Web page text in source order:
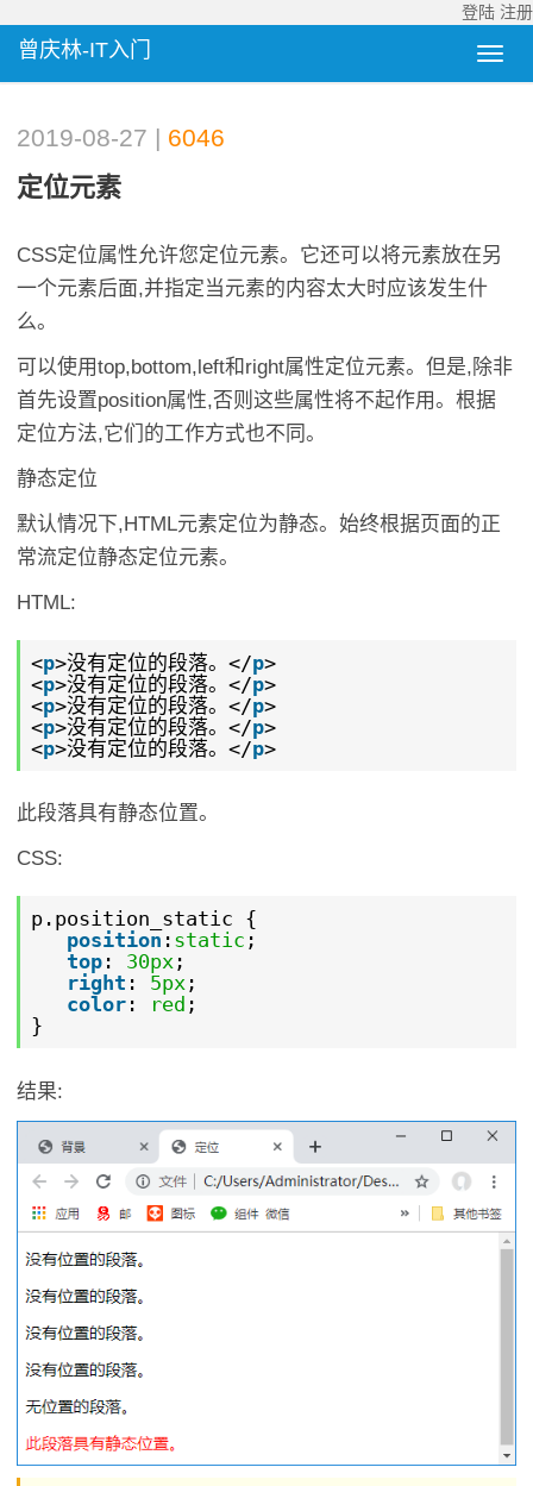
登陆 注册
曾庆林-IT入门
2019-08-27 | 6046
定位元素
CSS定位属性允许您定位元素。它还可以将元素放在另
一个元素后面,并指定当元素的内容太大时应该发生什
么。
可以使用top,bottom,left和right属性定位元素。但是,除非
首先设置position属性,否则这些属性将不起作用。根据
定位方法,它们的工作方式也不同。
静态定位
默认情况下,HTML元素定位为静态。始终根据页面的正
常流定位静态定位元素。
HTML:
<p>没有定位的段落。</p>
<p>没有定位的段落。</p>
<p>没有定位的段落。</p>
<p>没有定位的段落。</p>
<p>没有定位的段落。</p>
此段落具有静态位置。
CSS:
p.position_static {
position : static ;
top: 30px;
right : 5px;
color: red ;
}
结果: